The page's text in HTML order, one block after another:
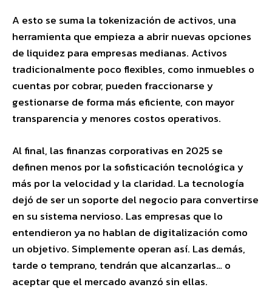
A esto se suma la tokenización de activos, una
herramienta que empieza a abrir nuevas opciones
de liquidez para empresas medianas. Activos
tradicionalmente poco flexibles, como inmuebles o
cuentas por cobrar, pueden fraccionarse y
gestionarse de forma más eficiente, con mayor
transparencia y menores costos operativos.
Al final, las finanzas corporativas en 2025 se
definen menos por la sofisticación tecnológica y
más por la velocidad y la claridad. La tecnología
dejó de ser un soporte del negocio para convertirse
en su sistema nervioso. Las empresas que lo
entendieron ya no hablan de digitalización como
un objetivo. Simplemente operan así. Las demás,
tarde o temprano, tendrán que alcanzarlas… o
aceptar que el mercado avanzó sin ellas.